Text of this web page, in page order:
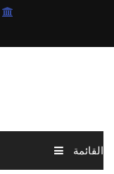
القائمة